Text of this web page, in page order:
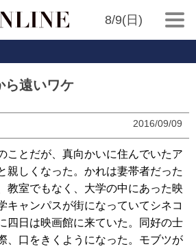
8/9(日)
ら遠いワケ
2016/09/09
とだが、真向かいに住んでいたア
親しくなった。かれは妻帯者だった
教室でもなく、大学の中にあった映
キャンパスが街になっていてシネコ
四日は映画館に来ていた。同好の士
、口をきくようになった。モブツが